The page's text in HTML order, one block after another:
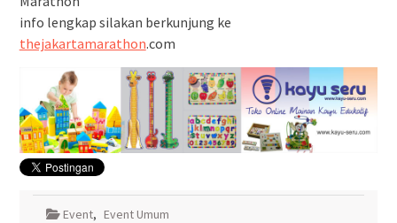
info lengkap silakan berkunjung ke
thejakartamarathon.com
Event, Event Umum